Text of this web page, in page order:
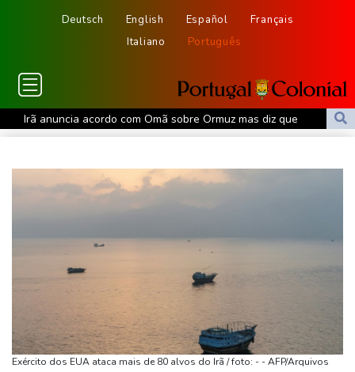
Deutsch English Español
Français
Italiano
Português
Irã anuncia acordo com Omã sobre Ormuz mas diz que
reabertura depende dos Estados Unidos
contrário
Kast anuncia pacote de reformas legislativas contra o crimen
Alphabet reestrutura divisão de IA do Google
Ceuta alerta que situação dos menores migrantes é
Alemanha alerta para ‘nova ameaça’ após incidente em
aeroporto-chave para envios à Ucrânia
Mohamed Salah é recebido por multidão na Turquia e veste
Exército dos EUA ataca mais de 80 alvos do Irã / foto: - - AFP/Arquivos